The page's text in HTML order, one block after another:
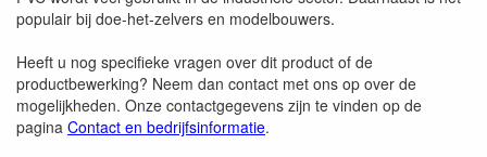
populair bij doe-het-zelvers en modelbouwers.
Heeft u nog specifieke vragen over dit product of de
productbewerking? Neem dan contact met ons op over de
mogelijkheden. Onze contactgegevens zijn te vinden op de
pagina Contact en bedrijfsinformatie.